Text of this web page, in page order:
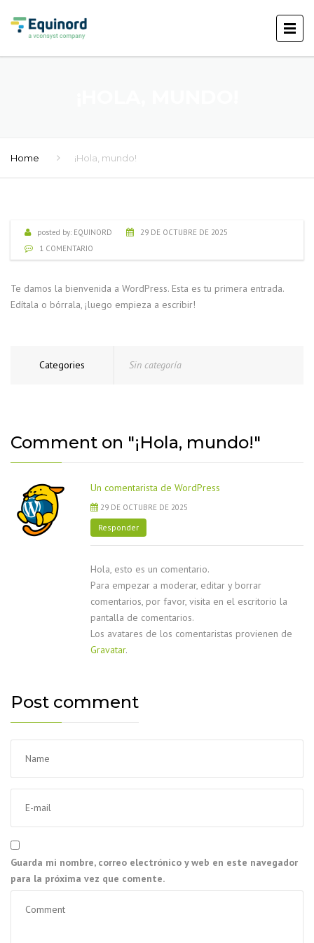
Home ¡Hola, mundo!
posted by: EQUINORD
29 DE OCTUBRE DE 2025
1 COMENTARIO
Te damos la bienvenida a WordPress. Esta es tu primera entrada.
Edítala o bórrala, ¡luego empieza a escribir!
Categories Sin categoría
Comment on "¡Hola, mundo!"
Un comentarista de WordPress
29 DE OCTUBRE DE 2025
Responder
Hola, esto es un comentario.
Para empezar a moderar, editar y borrar
comentarios, por favor, visita en el escritorio la
pantalla de comentarios.
Los avatares de los comentaristas provienen de
Gravatar.
Post comment
Guarda mi nombre, correo electrónico y web en este navegador
para la próxima vez que comente.